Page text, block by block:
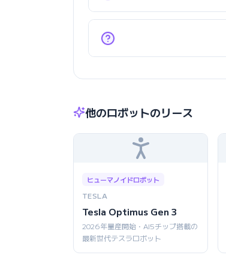
他のロボットのリース
ヒューマノイドロボット
TESLA
Tesla Optimus Gen 3
2026年量産開始・AI5チップ搭載の
最新世代テスラロボット